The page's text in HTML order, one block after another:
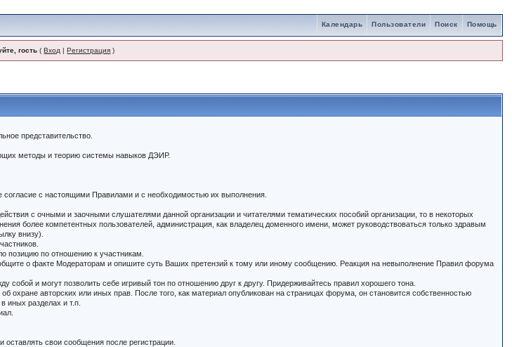
Помощь
Поиск
Пользователи
Календарь
гость (Вход |Регистрация )
представительство.
методы и теорию системы навыков ДЭИР.
с настоящими Правилами и с необходимостью их выполнения.
с очными и заочными слушателями данной организации и читателями тематических пособий организации, то в некоторых
более компетентных пользователей, администрация, как владелец доменного имени, может руководствоваться только здравым
внизу).
позицию по отношению к участникам.
о факте Модераторам и опишите суть Ваших претензий к тому или иному сообщению. Реакция на невыполнение Правил форума
и могут позволить себе игривый тон по отношению друг к другу. Придерживайтесь правил хорошего тона.
авторских или иных прав. После того, как материал опубликован на страницах форума, он становится собственностью
иных разделах и т.п.
свои сообщения после регистрации.